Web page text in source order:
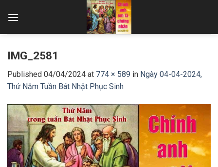
IMG_2581
Published 04/04/2024 at 774 × 589 in Ngày 04-04-2024,
Thứ Năm Tuần Bát Nhật Phục Sinh